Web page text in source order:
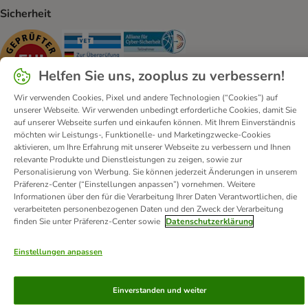
Sicherheit
Security Security
Kontakt Versandkosten und Lieferzeit
Impressum
Allgemeine Geschäftsbedingungen
Digital Services Act
Vertrag widerrufen
Entsorgungs- und Umweltbestimmungen
Zahlungsarten
Über uns Partnerprogramme
Karriere
Corporate Website
Datenschutz Erklärung zur Barrierefreiheit
Helfen Sie uns, zooplus zu verbessern!
Wir verwenden Cookies, Pixel und andere Technologien (“Cookies”) auf
unserer Webseite. Wir verwenden unbedingt erforderliche Cookies, damit Sie
auf unserer Webseite surfen und einkaufen können. Mit Ihrem Einverständnis
möchten wir Leistungs-, Funktionelle- und Marketingzwecke-Cookies
aktivieren, um Ihre Erfahrung mit unserer Webseite zu verbessern und Ihnen
relevante Produkte und Dienstleistungen zu zeigen, sowie zur
Personalisierung von Werbung. Sie können jederzeit Änderungen in unserem
Präferenz-Center (“Einstellungen anpassen”) vornehmen. Weitere
Informationen über den für die Verarbeitung Ihrer Daten Verantwortlichen, die
verarbeiteten personenbezogenen Daten und den Zweck der Verarbeitung
finden Sie unter Präferenz-Center sowie Datenschutzerklärung
Einstellungen anpassen
Einverstanden und weiter